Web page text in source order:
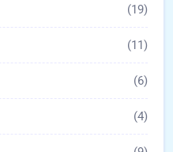
(19)
(11)
(6)
(4)